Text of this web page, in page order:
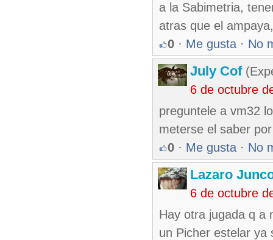
a la Sabimetria,
atras que el
0 · Me gusta · No
July Cof
6 de octubre
preguntele a vm32
meterse el saber
0 · Me gusta · No
Lazaro
6 de octubre
Hay otra jugada q a
un Picher estelar ya